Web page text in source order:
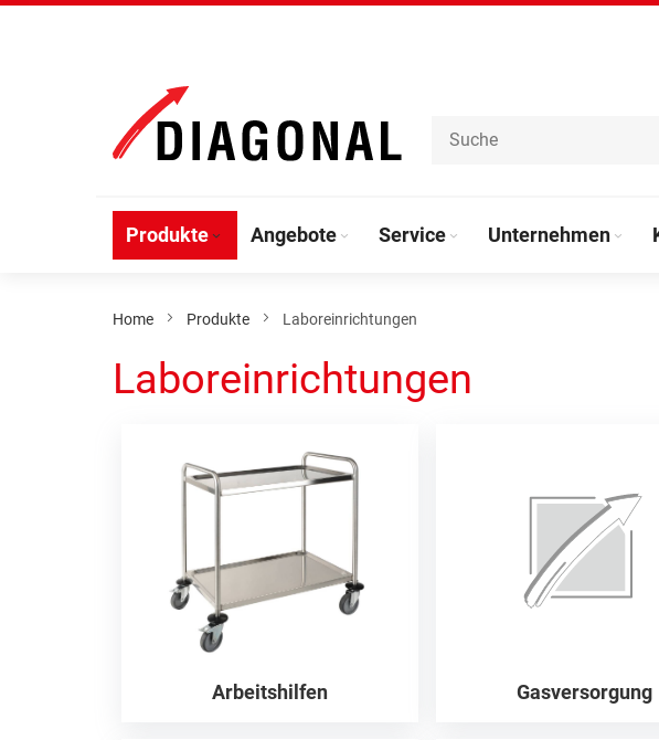
Inhalt
Produkte Angebote Service Unternehmen
Home Produkte Laboreinrichtungen
Laboreinrichtungen
Arbeitshilfen Gasversorgung